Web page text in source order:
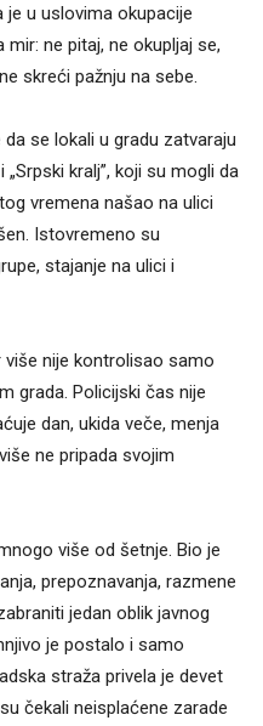
je u uslovima okupacije
ne pitaj, ne okupljaj se,
skreći pažnju na sebe.
se lokali u gradu zatvaraju
kralj”, koji su mogli da
vremena našao na ulici
Istovremeno su
stajanje na ulici i
nije kontrolisao samo
grada. Policijski čas nije
dan, ukida veče, menja
ne pripada svojim
više od šetnje. Bio je
prepoznavanja, razmene
jedan oblik javnog
je postalo i samo
straža privela je devet
čekali neisplaćene zarade